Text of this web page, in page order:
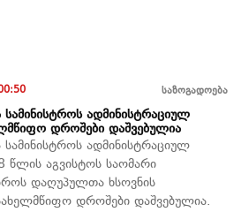
საზოგადოება
სამინისტროს ადმინისტრაციულ
დროშები დაშვებულია
სამინისტროს ადმინისტრაციულ
წლის აგვისტოს საომარი
დაღუპულთა ხსოვნის
დროშები დაშვებულია.